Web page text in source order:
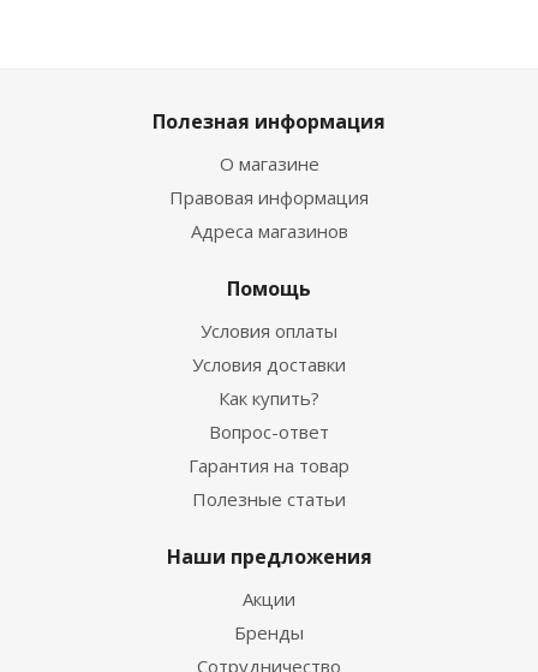
Полезная информация
О магазине
Правовая информация
Адреса магазинов
Помощь
Условия оплаты
Условия доставки
Как купить?
Вопрос-ответ
Гарантия на товар
Полезные статьи
Наши предложения
Акции
Бренды
Сотрудничество